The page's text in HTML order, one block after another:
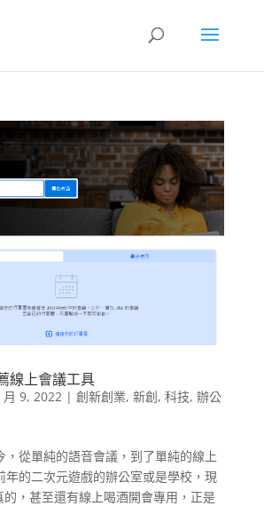
線上會議工具
月 9, 2022 | 創新創業, 新創, 科技, 辦公
，從單純的語音會議，到了單純的線上
年的二次元遊戲的辦公室或是學校，現
，甚至還有線上喝酒開會專用，正是